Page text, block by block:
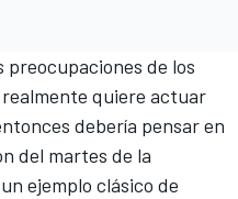
preocupaciones de los
quiere actuar
debería pensar en
del martes de la
ejemplo clásico de